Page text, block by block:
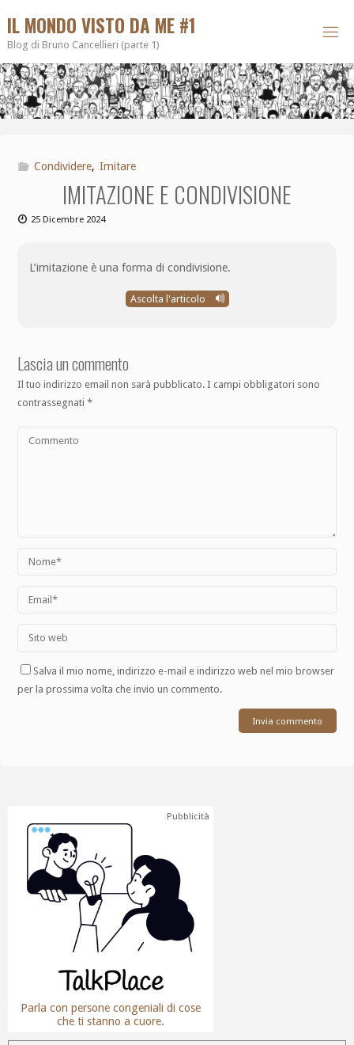
IL MONDO VISTO DA ME #1
Blog di Bruno Cancellieri (parte 1)
Condividere, Imitare
IMITAZIONE E CONDIVISIONE
25 Dicembre 2024
L’imitazione è una forma di condivisione.
Ascolta l'articolo
Lascia un commento
Il tuo indirizzo email non sarà pubblicato. I campi obbligatori sono
contrassegnati*
Salva il mio nome, indirizzo e-mail e indirizzo web nel mio browser
per la prossima volta che invio un commento.
Pubblicità
Parla con persone congeniali di cose
che ti stanno a cuore.